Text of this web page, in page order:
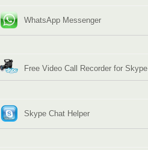
WhatsApp Messenger
Free Video Call Recorder for Skype
Skype Chat Helper